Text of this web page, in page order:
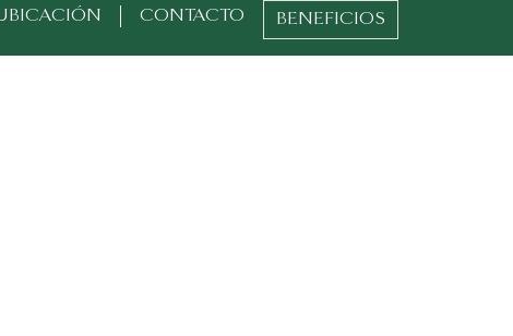
CONTACTO BENEFICIOS